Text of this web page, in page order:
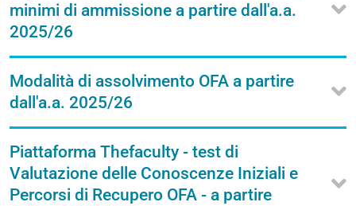
minimi di ammissione a partire dall'a.a.
2025/26
Modalità di assolvimento OFA a partire
dall'a.a. 2025/26
Piattaforma Thefaculty - test di
Valutazione delle Conoscenze Iniziali e
Percorsi di Recupero OFA - a partire